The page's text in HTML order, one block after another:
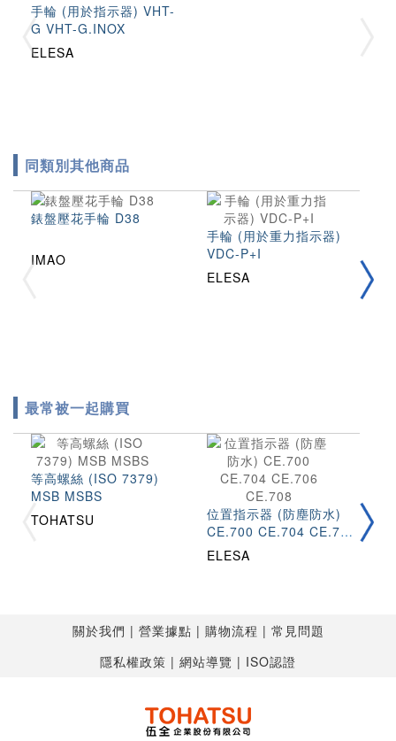
手輪 (用於指示器) VHT-
G VHT-G.INOX
ELESA
同類別其他商品
錶盤壓花手輪 D38
IMAO
手輪 (用於重力指示器)
VDC-P+I
ELESA
最常被一起購買
等高螺絲 (ISO 7379)
MSB MSBS
TOHATSU
位置指示器 (防塵防水)
CE.700 CE.704 CE.706
CE.708
ELESA
關於我們 營業據點 購物流程
常見問題
隱私權政策
網站導覽 ISO認證